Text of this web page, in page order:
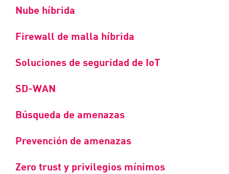
Nube híbrida
Firewall de malla híbrida
Soluciones de seguridad de IoT
SD-WAN
Búsqueda de amenazas
Prevención de amenazas
Zero trust y privilegios mínimos